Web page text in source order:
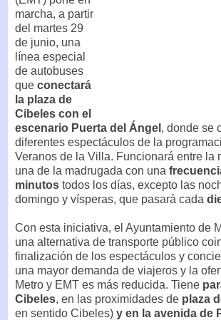
marcha, a partir
del martes 29
de junio, una
línea especial
de autobuses
que conectará
la plaza de
Cibeles con el
escenario Puerta del Ángel , donde se
diferentes espectáculos de la
Veranos de la Villa. Funcionará entre la
una de la madrugada con una
minutos todos los días, excepto las
domingo y vísperas, que pasará cada
Con esta iniciativa, el Ayuntamiento de
una alternativa de transporte público
finalización de los espectáculos y
una mayor demanda de viajeros y la
Metro y EMT es más reducida. Tiene
Cibeles, en las proximidades de plaza
en sentido Cibeles) y en la avenida de